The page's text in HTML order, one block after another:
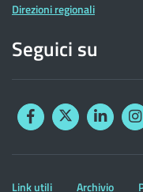
Direzioni regionali
Seguici su
FacebookTwitter
Altre
Link utili Archivio